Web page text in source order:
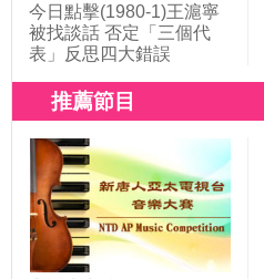
今日點擊(1980-1)王滬寧
被找談話 否定「三個代
表」反思四大錯誤
推薦節目